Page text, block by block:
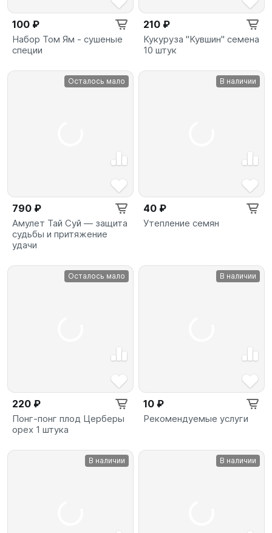
100 ₽
Набор Том Ям - сушеные
специи
210 ₽
Кукуруза "Кувшин" семена
10 штук
Осталось мало
790 ₽
Амулет Тай Суй — защита
судьбы и притяжение
удачи
В наличии
40 ₽
Утепление семян
Осталось мало
220 ₽
Понг-понг плод Церберы
орех 1 штука
В наличии
10 ₽
Рекомендуемые услуги
В наличии В наличии